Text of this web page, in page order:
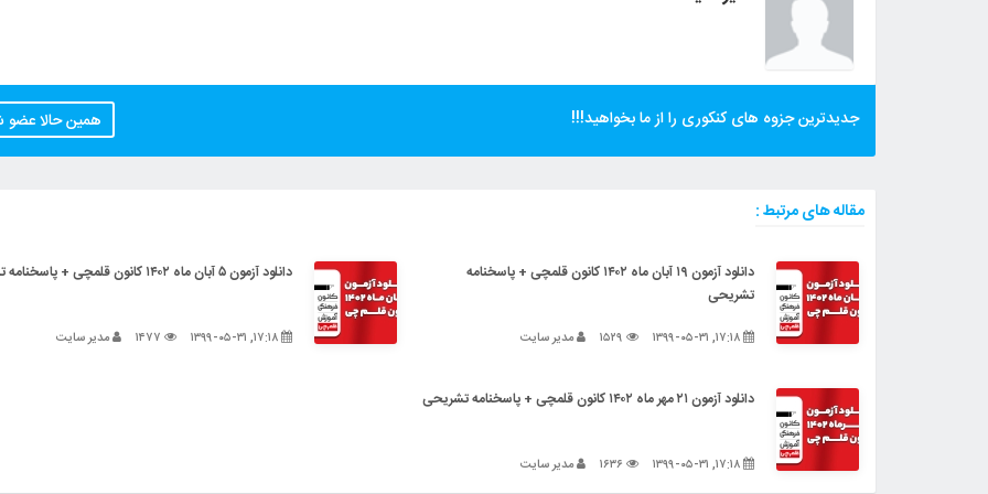
جدیدترین جزوه های کنکوری را از ما بخواهید!!! همین حالا عضو
مقاله های مرتبط :
دانلود آزمون ۱۹ آبان ماه ۱۴۰۲ کانون قلمچی + پاسخنامه
تشریحی
مدیر سایت
دانلود آزمون ۵ آبان ماه ۱۴۰۲ کانون قلمچی + پاسخنامه تشریحی
۱۷:۱۸, ۱۳۹۹-۰۵-۳۱ ۱۴۷۷ مدیر سایت
دانلود آزمون ۲۱ مهر ماه ۱۴۰۲ کانون قلمچی + پاسخنامه تشریحی
مدیر سایت